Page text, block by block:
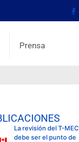
Prensa
La revisión del T-MEC
debe ser el punto de